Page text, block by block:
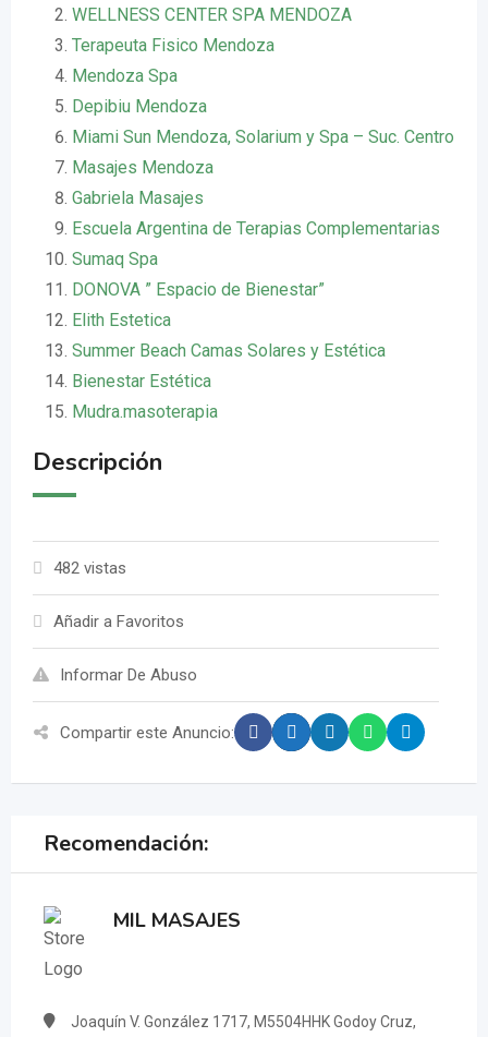
WELLNESS CENTER SPA MENDOZA
Terapeuta Fisico Mendoza
Mendoza Spa
Depibiu Mendoza
Miami Sun Mendoza, Solarium y Spa – Suc. Centro
Masajes Mendoza
Gabriela Masajes
Escuela Argentina de Terapias Complementarias
Sumaq Spa
DONOVA ” Espacio de Bienestar”
Elith Estetica
Summer Beach Camas Solares y Estética
Bienestar Estética
Mudra.masoterapia
Descripción
482 vistas
Añadir a Favoritos
Informar De Abuso
Compartir este Anuncio:
Recomendación:
MIL MASAJES
Joaquín V. González 1717, M5504HHK Godoy Cruz,